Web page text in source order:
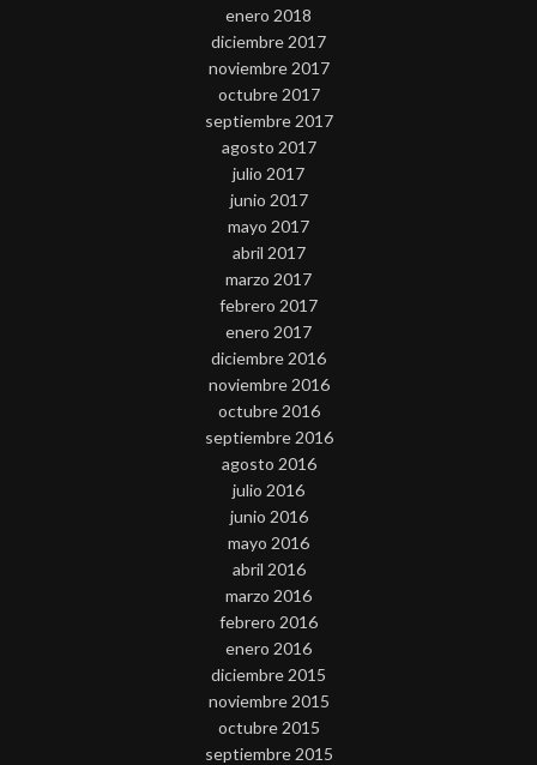
enero 2018
diciembre 2017
noviembre 2017
octubre 2017
septiembre 2017
agosto 2017
julio 2017
junio 2017
mayo 2017
abril 2017
marzo 2017
febrero 2017
enero 2017
diciembre 2016
noviembre 2016
octubre 2016
septiembre 2016
agosto 2016
julio 2016
junio 2016
mayo 2016
abril 2016
marzo 2016
febrero 2016
enero 2016
diciembre 2015
noviembre 2015
octubre 2015
septiembre 2015